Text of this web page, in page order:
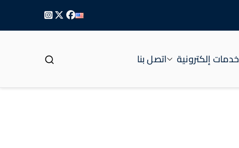
خدمات إلكترونية اتصل بنا